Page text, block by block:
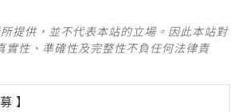
提供，並不代表本站的立場。因此本站對
實性、準確性及完整性不負任何法律責
】